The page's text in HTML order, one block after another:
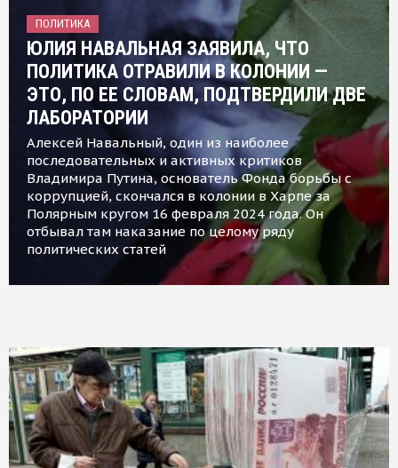
ПОЛИТИКА
ЮЛИЯ НАВАЛЬНАЯ ЗАЯВИЛА, ЧТО
ПОЛИТИКА ОТРАВИЛИ В КОЛОНИИ —
ЭТО, ПО ЕЕ СЛОВАМ, ПОДТВЕРДИЛИ ДВЕ
ЛАБОРАТОРИИ
Алексей Навальный, один из наиболее
последовательных и активных критиков
Владимира Путина, основатель Фонда борьбы с
коррупцией, скончался в колонии в Харпе за
Полярным кругом 16 февраля 2024 года. Он
отбывал там наказание по целому ряду
политических статей